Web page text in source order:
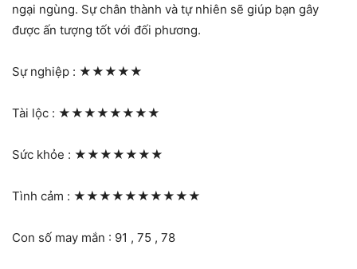
ngại ngùng. Sự chân thành và tự nhiên sẽ giúp bạn gây
được ấn tượng tốt với đối phương.
Sự nghiệp : ★★★★★
Tài lộc : ★★★★★★★★
Sức khỏe : ★★★★★★★
Tình cảm : ★★★★★★★★★★
Con số may mắn : 91 , 75 , 78